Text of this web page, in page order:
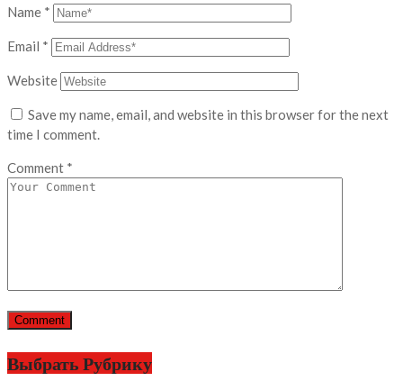
Name *
Email *
Website
Save my name, email, and website in this browser for the next
time I comment.
Comment *
Выбрать Рубрику